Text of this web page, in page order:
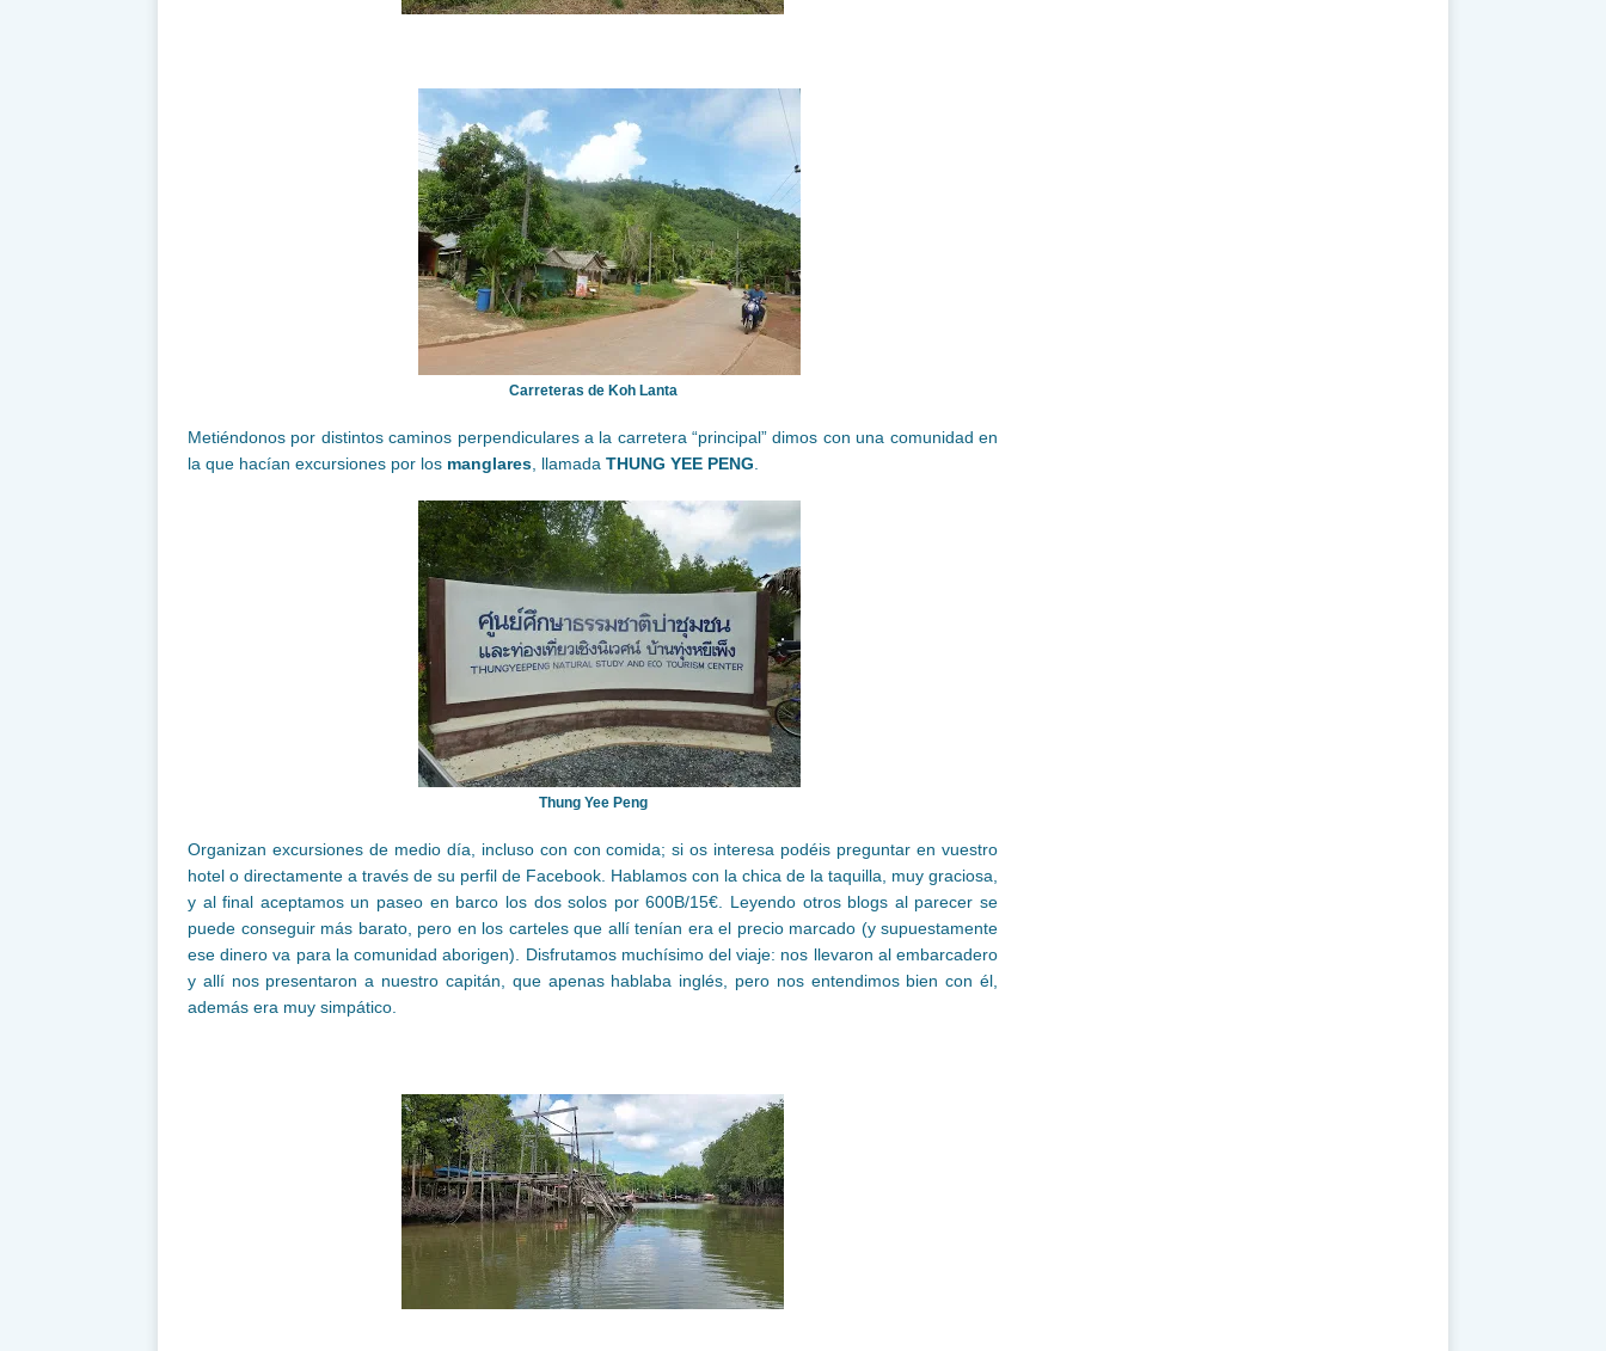
Carreteras de Koh Lanta
Metiéndonos por distintos caminos perpendiculares a la carretera “principal” dimos con una comunidad en
la que hacían excursiones por los manglares, llamada THUNG YEE PENG.
Thung Yee Peng
Organizan excursiones de medio día, incluso con con comida; si os interesa podéis preguntar en vuestro
hotel o directamente a través de su perfil de Facebook. Hablamos con la chica de la taquilla, muy graciosa,
y al final aceptamos un paseo en barco los dos solos por 600B/15€. Leyendo otros blogs al parecer se
puede conseguir más barato, pero en los carteles que allí tenían era el precio marcado (y supuestamente
ese dinero va para la comunidad aborigen). Disfrutamos muchísimo del viaje: nos llevaron al embarcadero
y allí nos presentaron a nuestro capitán, que apenas hablaba inglés, pero nos entendimos bien con él,
además era muy simpático.